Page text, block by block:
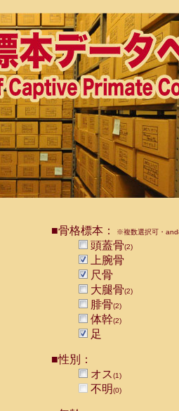
■骨格標本： ※複数選択可・and
頭蓋骨(2)
上腕骨
尺骨
大腿骨(2)
腓骨(2)
体幹(2)
足
■性別：
オス(1)
不明(0)